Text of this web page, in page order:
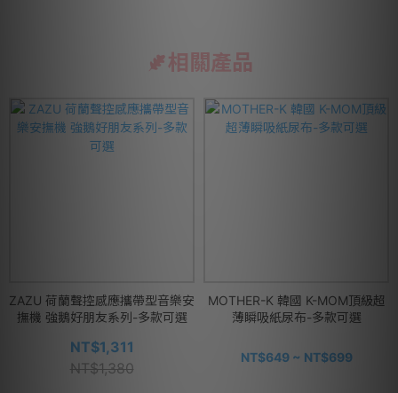
相關產品
ZAZU 荷蘭聲控感應攜帶型音樂安
撫機 強鵝好朋友系列-多款可選
NT$1,311
NT$1,380
MOTHER-K 韓國 K-MOM頂級超
薄瞬吸紙尿布-多款可選
NT$649 ~ NT$699